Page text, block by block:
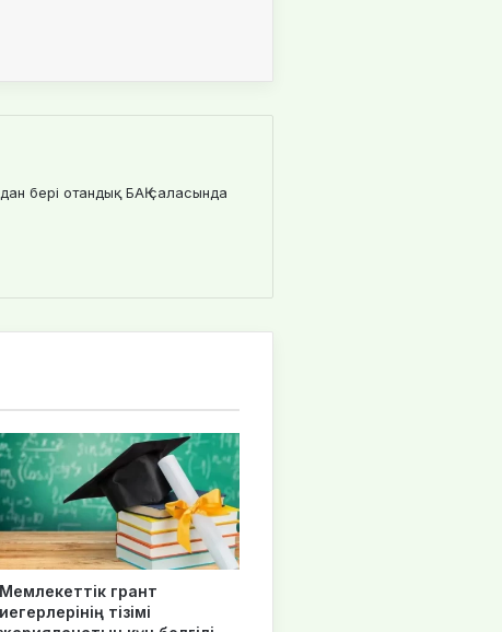
бері отандық БАҚ саласында
Мемлекеттік грант
иегерлерінің тізімі